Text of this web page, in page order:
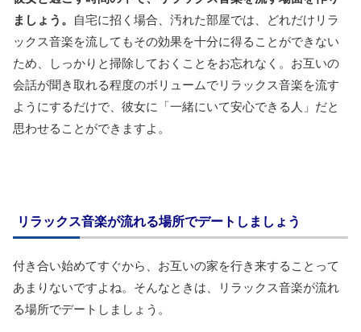
ましょう。
自宅に招く場合、汚れた部屋では、どれだけリラ
ックス音楽を流してもその効果を十分に得ることができない
ため、しっかりと掃除しておくことをお忘れなく。お互いの
会話が聞き取れる程度のボリュームでリラックス音楽を流す
ようにするだけで、彼女に「一緒にいて安心できる人」だと
思わせることができますよ。
リラックス音楽が流れる場所でデートしましょう
付き合い始めてすぐから、お互いの家を行き来することって
あまりないですよね。そんなときは、リラックス音楽が流れ
る場所でデートしましょう。